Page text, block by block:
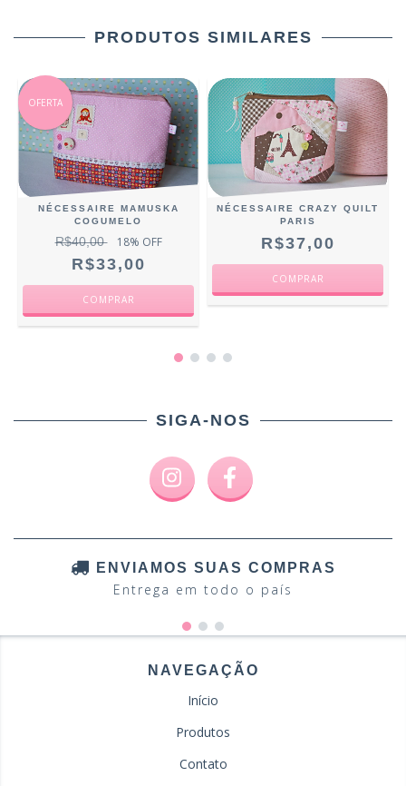
PRODUTOS SIMILARES
OFERTA
NÉCESSAIRE MAMUSKA
COGUMELO
R$40,00 18% OFF
R$33,00
NÉCESSAIRE CRAZY QUILT
PARIS
R$37,00
SIGA-NOS
ENVIAMOS SUAS COMPRAS
Entrega em todo o país
NAVEGAÇÃO
Início
Produtos
Contato